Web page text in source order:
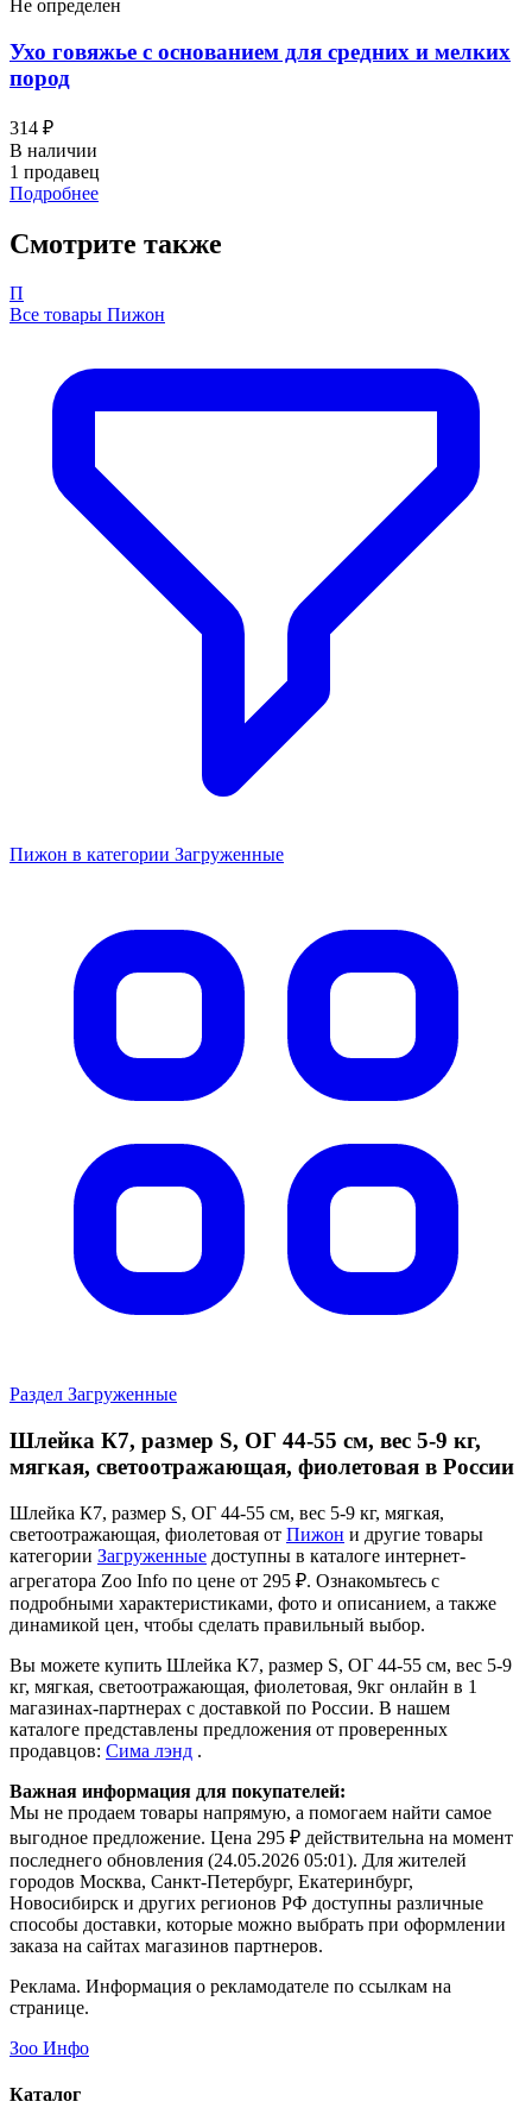
Не определен
Ухо говяжье с основанием для средних и мелких
пород
314 ₽
В наличии
1 продавец
Подробнее
Смотрите также
П
Все товары Пижон
Пижон в категории Загруженные
Раздел Загруженные
Шлейка К7, размер S, ОГ 44-55 см, вес 5-9 кг,
мягкая, светоотражающая, фиолетовая в России
Шлейка К7, размер S, ОГ 44-55 см, вес 5-9 кг, мягкая,
светоотражающая, фиолетовая от Пижон и другие товары
категории Загруженные доступны в каталоге интернет-
агрегатора Zoo Info по цене от 295 ₽. Ознакомьтесь с
подробными характеристиками, фото и описанием, а также
динамикой цен, чтобы сделать правильный выбор.
Вы можете купить Шлейка К7, размер S, ОГ 44-55 см, вес 5-9
кг, мягкая, светоотражающая, фиолетовая, 9кг онлайн в 1
магазинах-партнерах с доставкой по России. В нашем
каталоге представлены предложения от проверенных
продавцов: Сима лэнд .
Важная информация для покупателей:
Мы не продаем товары напрямую, а помогаем найти самое
выгодное предложение. Цена 295 ₽ действительна на момент
последнего обновления (24.05.2026 05:01). Для жителей
городов Москва, Санкт-Петербург, Екатеринбург,
Новосибирск и других регионов РФ доступны различные
способы доставки, которые можно выбрать при оформлении
заказа на сайтах магазинов партнеров.
Реклама. Информация о рекламодателе по ссылкам на
странице.
Зоо Инфо
Каталог